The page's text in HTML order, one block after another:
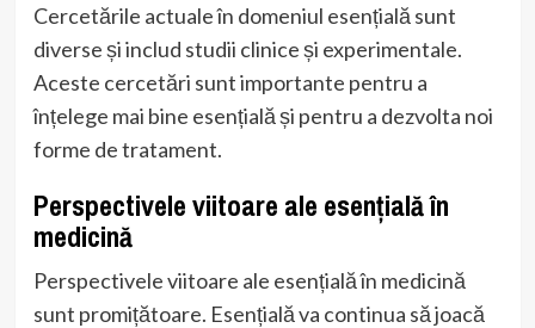
Cercetările actuale în domeniul esențială sunt
diverse și includ studii clinice și experimentale.
Aceste cercetări sunt importante pentru a
înțelege mai bine esențială și pentru a dezvolta noi
forme de tratament.
Perspectivele viitoare ale esențială în
medicină
Perspectivele viitoare ale esențială în medicină
sunt promițătoare. Esențială va continua să joacă